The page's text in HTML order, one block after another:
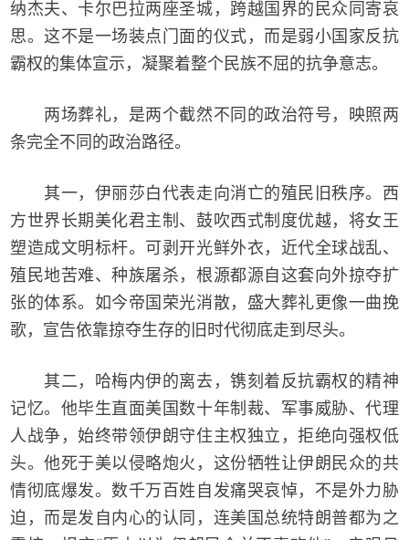
纳杰夫、卡尔巴拉两座圣城，跨越国界的民众同寄哀
思。这不是一场装点门面的仪式，而是弱小国家反抗
霸权的集体宣示，凝聚着整个民族不屈的抗争意志。
两场葬礼，是两个截然不同的政治符号，映照两
条完全不同的政治路径。
其一，伊丽莎白代表走向消亡的殖民旧秩序。西
方世界长期美化君主制、鼓吹西式制度优越，将女王
塑造成文明标杆。可剥开光鲜外衣，近代全球战乱、
殖民地苦难、种族屠杀，根源都源自这套向外掠夺扩
张的体系。如今帝国荣光消散，盛大葬礼更像一曲挽
歌，宣告依靠掠夺生存的旧时代彻底走到尽头。
其二，哈梅内伊的离去，镌刻着反抗霸权的精神
记忆。他毕生直面美国数十年制裁、军事威胁、代理
人战争，始终带领伊朗守住主权独立，拒绝向强权低
头。他死于美以侵略炮火，这份牺牲让伊朗民众的共
情彻底爆发。数千万百姓自发痛哭哀悼，不是外力胁
迫，而是发自内心的认同，连美国总统特朗普都为之